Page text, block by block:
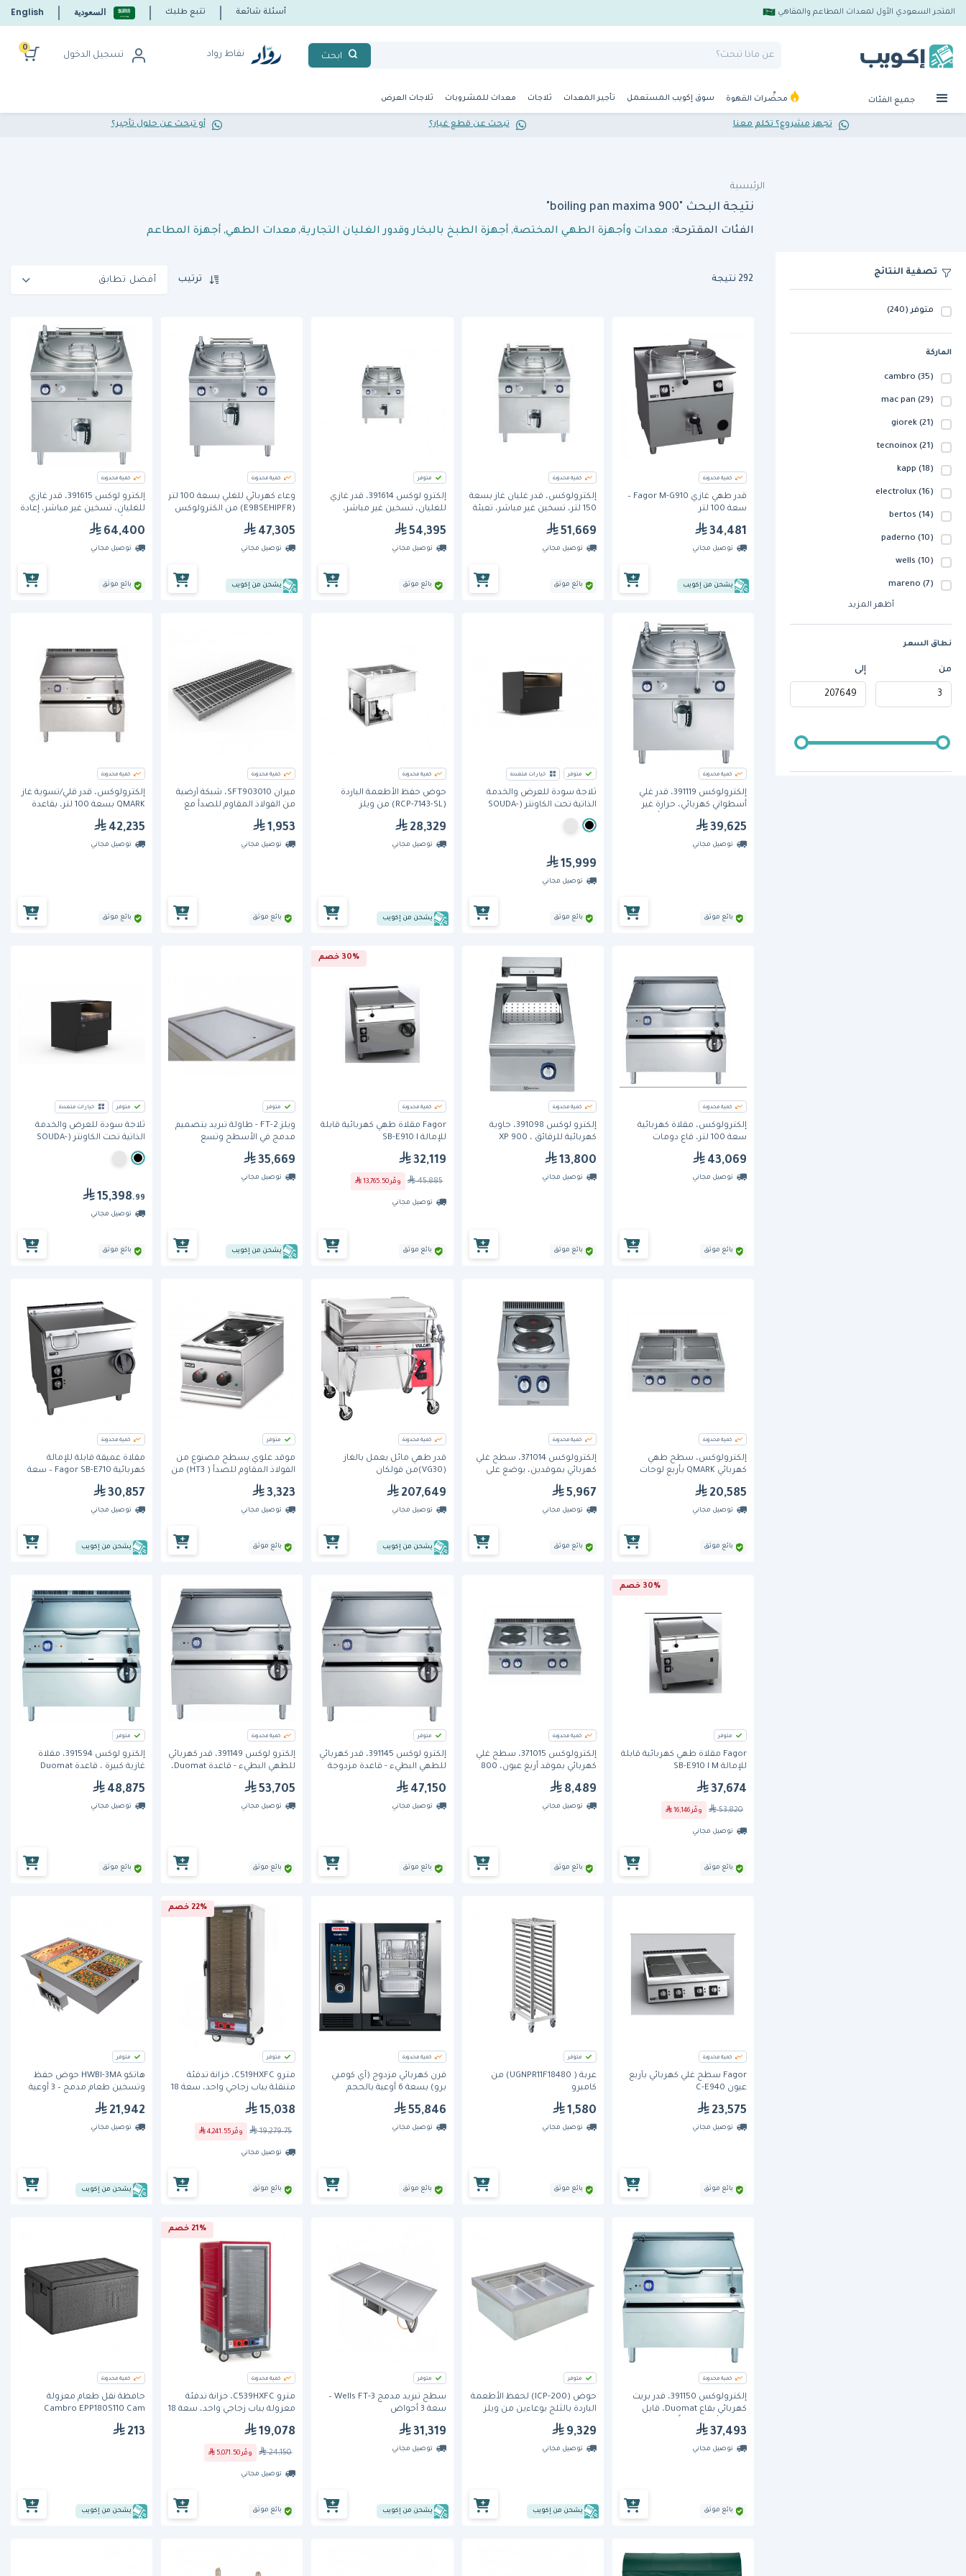
المتجر السعودي الأول لمعدات المطاعم والمقاهي أسئلة شائعة تتبع طلبك السعودية English
ابحث نقاط رواد تسجيل الدخول
0
جميع الفئات محضِّرات القهوة سوق إكويب المستعمل تأجير المعدات ثلاجات معدات للمشروبات ثلاجات العرض
تجهز مشروع؟ تكلم معنا تبحث عن قطع غيار؟ أو تبحث عن حلول تأجير؟
الرئيسية
نتيجة البحث "boiling pan maxima 900"
الفئات المقترحة: معدات وأجهزة الطهي المختصة, أجهزة الطبخ بالبخار وقدور الغليان التجارية, معدات الطهي, أجهزة المطاعم
تصفية النتائج
متوفر(240)
الماركة
cambro (35)
mac pan (29)
giorek (21)
tecnoinox (21)
kapp (18)
electrolux (16)
bertos (14)
paderno (10)
wells (10)
mareno (7)
أظهر المزيد
نطاق السعر
من إلى
292 نتيجة ترتيب أفضل تطابق
كمية محدودة
قدر طهي غازي Fagor M-G910 –
سعة 100 لتر
34,481
توصيل مجاني
يشحن من إكويب
كمية محدودة
إلكترولوكس، قدر غليان غاز بسعة
150 لتر، تسخين غير مباشر، تعبئة
ماء تلقائية.
51,669
توصيل مجاني
بائع موثق
متوفر
إلكترو لوكس 391614، قدر غازي
للغليان، تسخين غير مباشر،
54,395
توصيل مجاني
بائع موثق
كمية محدودة
وعاء كهربائي للغلي بسعة 100 لتر
(E9BSEHIPFR) من الكترولوكس
47,305
توصيل مجاني
يشحن من إكويب
كمية محدودة
إلكترو لوكس 391615، قدر غازي
للغليان، تسخين غير مباشر، إعادة
تعبئة أوتوماتيكية، بسعة 150 لتر
64,400
توصيل مجاني
بائع موثق
كمية محدودة
إلكترولوكس 391119، قدر غلي
أسطواني كهربائي، حرارة غير
مباشرة، سعة 100 لتر، أوتوماتيكي
39,625
توصيل مجاني
بائع موثق
متوفر خيارات متعددة
ثلاجة سودة للعرض والخدمة
الذاتية تحت الكاونتر (SOUDA-
15,999
توصيل مجاني
بائع موثق
كمية محدودة
حوض حفظ الأطعمة الباردة
(RCP-7143-SL) من ويلز
28,329
توصيل مجاني
يشحن من إكويب
كمية محدودة
ميران SFT903010، شبكة أرضية
من الفولاذ المقاوم للصدأ مع
تصريف سفلي، 900 × 300 مم
1,953
توصيل مجاني
بائع موثق
كمية محدودة
إلكترولوكس، قدر قلي/تسوية غاز
QMARK بسعة 100 لتر، بقاعدة
42,235
توصيل مجاني
بائع موثق
كمية محدودة
إلكترولوكس، مقلاة كهربائية
سعة 100 لتر، قاع دومات
43,069
توصيل مجاني
بائع موثق
كمية محدودة
إلكترو لوكس 391098، حاوية
كهربائية للرقائق ، 900 XP
13,800
توصيل مجاني
بائع موثق
30% خصم
كمية محدودة
Fagor مقلاة طهي كهربائية قابلة
للإمالة SB-E910 I
32,119
45,885 وفّر13,765.50
توصيل مجاني
بائع موثق
متوفر
ويلز FT-2 - طاولة تبريد بتصميم
مدمج في الأسطح وتسع
35,669
توصيل مجاني
يشحن من إكويب
متوفر خيارات متعددة
ثلاجة سودة للعرض والخدمة
الذاتية تحت الكاونتر (SOUDA-
15,398.99
توصيل مجاني
بائع موثق
كمية محدودة
إلكترولوكس، سطح طهي
كهربائي QMARK بأربع لوحات
تسخين مربعة، عرض 800 مم.
20,585
توصيل مجاني
بائع موثق
كمية محدودة
إلكترولوكس 371014، سطح غلي
كهربائي بموقدين، يوضع على
سطح العمل
5,967
توصيل مجاني
بائع موثق
كمية محدودة
قدر طهي مائل يعمل بالغاز
(VG30)من فولكان
207,649
توصيل مجاني
يشحن من إكويب
متوفر
موقد علوي بسطح مصنوع من
الفولاذ المقاوم للصدأ ( HT3) من
3,323
توصيل مجاني
بائع موثق
كمية محدودة
مقلاة عميقة قابلة للإمالة
كهربائية Fagor SB-E710 – سعة
30,857
توصيل مجاني
يشحن من إكويب
30% خصم
متوفر
Fagor مقلاة طهي كهربائية قابلة
للإمالة SB-E910 I M
37,674
53,820 وفّر16,146
توصيل مجاني
بائع موثق
كمية محدودة
إلكترولوكس 371015، سطح غلي
كهربائي بموقد أربع عيون، 800
مم، يوضع على سطح العمل
8,489
توصيل مجاني
بائع موثق
متوفر
إلكترو لوكس 391145، قدر كهربائي
للطهي البطيء - قاعدة مزدوجة
47,150
توصيل مجاني
بائع موثق
كمية محدودة
إلكترو لوكس 391149، قدر كهربائي
للطهي البطيء - قاعدة Duomat،
53,705
توصيل مجاني
بائع موثق
متوفر
إلكترو لوكس 391594، مقلاة
غازية كبيرة ، قاعدة Duomat
48,875
توصيل مجاني
بائع موثق
كمية محدودة
Fagor سطح غلي كهربائي بأربع
عيون C-E940
23,575
توصيل مجاني
بائع موثق
متوفر
عربة ( UGNPR11F18480) من
كامبرو
1,580
توصيل مجاني
بائع موثق
كمية محدودة
فرن كهربائي مزدوج (آي كومبي
برو) بسعة 6 أوعية بالحجم
الكامل من راشونال
55,846
توصيل مجاني
بائع موثق
22% خصم
متوفر
مترو C519HXFC، خزانة تدفئة
متنقلة بباب زجاجي واحد، سعة 18
15,038
19,279.75 وفّر4,241.55
توصيل مجاني
بائع موثق
متوفر
هاتكو HWBI-3MA حوض حفظ
وتسخين طعام مدمج – 3 أوعية
21,942
توصيل مجاني
يشحن من إكويب
كمية محدودة
إلكترولوكس 391150، قدر بريت
كهربائي بقاع Duomat، قابل
للإمالة أوتوماتيكياً، سعة 100 لتر
37,493
توصيل مجاني
بائع موثق
متوفر
حوض (ICP-200) لحفظ الأطعمة
الباردة بالثلج بوعاءين من ويلز
9,329
توصيل مجاني
يشحن من إكويب
متوفر
سطح تبريد مدمج Wells FT-3 –
سعة 3 أحواض
31,319
توصيل مجاني
يشحن من إكويب
21% خصم
كمية محدودة
مترو C539HXFC، خزانة تدفئة
معزولة بباب زجاجي واحد، سعة 18
19,078
24,150 وفّر5,071.50
توصيل مجاني
بائع موثق
كمية محدودة
حافظة نقل طعام معزولة
Cambro EPP180S110 Cam
GoBox – مقاس GN 1/1
213
يشحن من إكويب